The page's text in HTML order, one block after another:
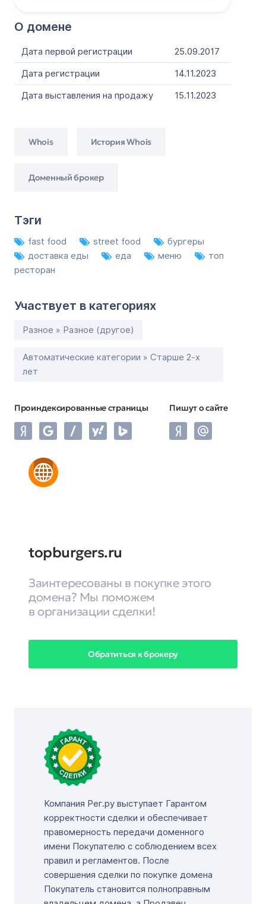
О домене
Дата первой регистрации
25.09.2017
Дата регистрации
14.11.2023
Дата выставления на продажу
15.11.2023
Whois История Whois
Доменный брокер
Тэги
fast food street food
бургеры
доставка еды
еда меню
топ
ресторан
Участвует в категориях
Разное » Разное (другое)
Автоматические категории » Старше 2-х
лет
Проиндексированные страницы Пишут о сайте
topburgers.ru
Заинтересованы в покупке этого
домена? Мы поможем
в организации сделки!
Обратиться к брокеру
Компания Рег.ру выступает Гарантом
корректности сделки и обеспечивает
правомерность передачи доменного
имени Покупателю с соблюдением всех
правил и регламентов. После
совершения сделки по покупке домена
Покупатель становится полноправным